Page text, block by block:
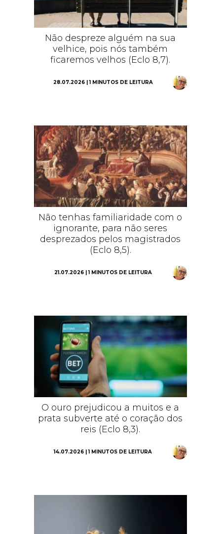
Não despreze alguém na sua
velhice, pois nós também
ficaremos velhos (Eclo 8,7).
28.07.2026 | 1 MINUTOS DE LEITURA
Não tenhas familiaridade com o
ignorante, para não seres
desprezados pelos magistrados
(Eclo 8,5).
21.07.2026 | 1 MINUTOS DE LEITURA
O ouro prejudicou a muitos e a
prata subverte até o coração dos
reis (Eclo 8,3).
14.07.2026 | 1 MINUTOS DE LEITURA